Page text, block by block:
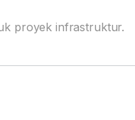
proyek infrastruktur.